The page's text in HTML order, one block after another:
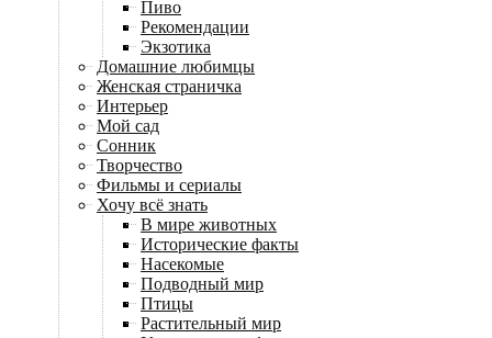
Пиво
Рекомендации
Экзотика
Домашние любимцы
Женская страничка
Интерьер
Мой сад
Сонник
Творчество
Фильмы и сериалы
Хочу всё знать
В мире животных
Исторические факты
Насекомые
Подводный мир
Птицы
Растительный мир